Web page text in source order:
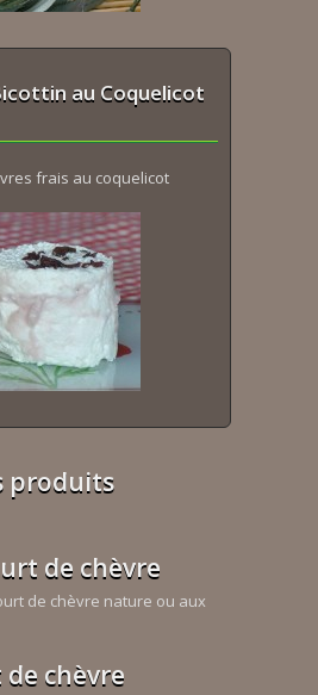
au Coquelicot
frais au coquelicot
produits
de chèvre
de chèvre nature ou aux
de chèvre